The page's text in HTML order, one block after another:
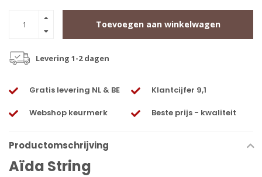
Toevoegen aan winkelwagen
Levering 1-2 dagen
Gratis levering NL & BE Klantcijfer 9,1
Webshop keurmerk Beste prijs - kwaliteit
Productomschrijving
Aïda String